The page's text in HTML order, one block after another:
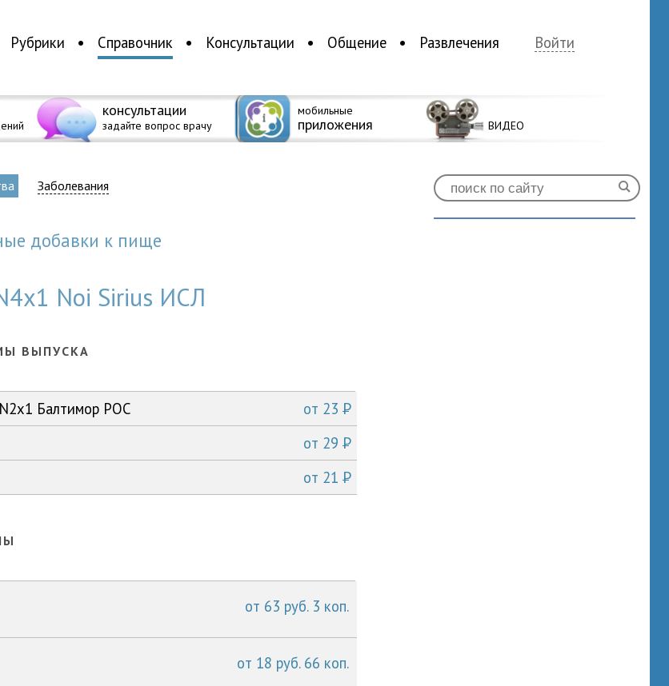
Рубрики Справочник Консультации Общение Развлечения Войти
консультации
задайте вопрос врачу
мобильные
приложения ВИДЕО
Заболевания
добавки к пище
Noi Sirius ИСЛ
ВЫПУСКА
от 23P
Балтимор РОС
от 29P
от 21P
от 63 руб. 3 коп.
от 18 руб. 66 коп.